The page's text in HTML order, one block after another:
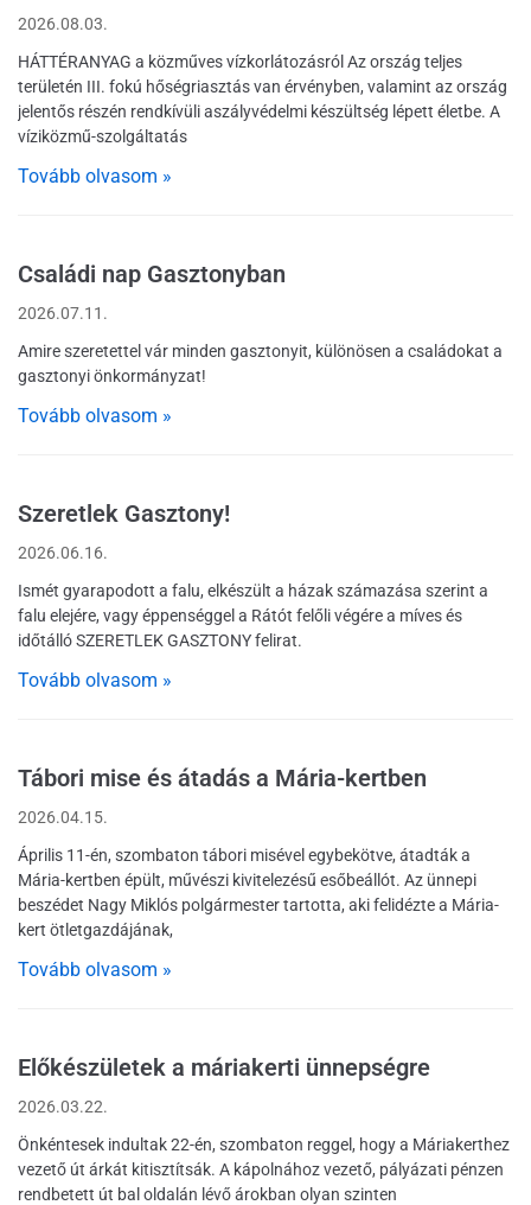
2026.08.03.
HÁTTÉRANYAG a közműves vízkorlátozásról Az ország teljes
területén III. fokú hőségriasztás van érvényben, valamint az ország
jelentős részén rendkívüli aszályvédelmi készültség lépett életbe. A
víziközmű-szolgáltatás
Tovább olvasom »
Családi nap Gasztonyban
2026.07.11.
Amire szeretettel vár minden gasztonyit, különösen a családokat a
gasztonyi önkormányzat!
Tovább olvasom »
Szeretlek Gasztony!
2026.06.16.
Ismét gyarapodott a falu, elkészült a házak számazása szerint a
falu elejére, vagy éppenséggel a Rátót felőli végére a míves és
időtálló SZERETLEK GASZTONY felirat.
Tovább olvasom »
Tábori mise és átadás a Mária-kertben
2026.04.15.
Április 11-én, szombaton tábori misével egybekötve, átadták a
Mária-kertben épült, művészi kivitelezésű esőbeállót. Az ünnepi
beszédet Nagy Miklós polgármester tartotta, aki felidézte a Mária-
kert ötletgazdájának,
Tovább olvasom »
Előkészületek a máriakerti ünnepségre
2026.03.22.
Önkéntesek indultak 22-én, szombaton reggel, hogy a Máriakerthez
vezető út árkát kitisztítsák. A kápolnához vezető, pályázati pénzen
rendbetett út bal oldalán lévő árokban olyan szinten